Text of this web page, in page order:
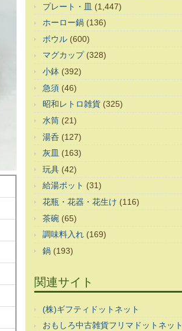
プレート・皿 (1,447)
ホーロー鍋 (136)
ボウル (600)
マグカップ(328)
小鉢 (392)
急須 (46)
昭和レトロ雑貨 (325)
水筒 (21)
湯呑 (127)
灰皿 (163)
玩具 (42)
給湯ポット (31)
花瓶・花器・花生け (116)
茶碗 (65)
調味料入れ (169)
鍋 (193)
関連サイト
(株)ギフティドットネット
おもしろ中古雑貨フリマドットネット